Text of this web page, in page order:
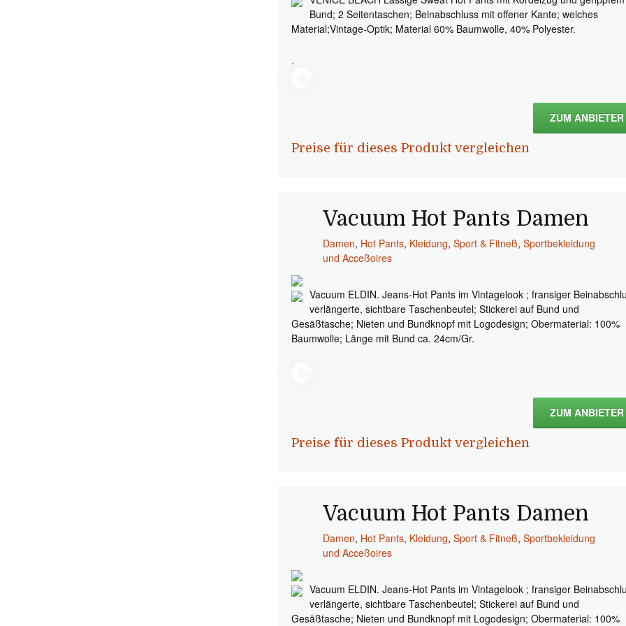
Bund; 2 Seitentaschen; Beinabschluss mit offener Kante; weiches
Material;Vintage-Optik; Material 60% Baumwolle, 40% Polyester.
.
ZUM ANBIETER
Preise für dieses Produkt vergleichen
Vacuum Hot Pants Damen
Damen, Hot Pants, Kleidung,Sport & Fitneß,Sportbekleidung
und Acceßoires
Vacuum ELDIN. Jeans-Hot Pants im Vintagelook ; fransiger
verlängerte, sichtbare Taschenbeutel; Stickerei auf Bund und
Gesäßtasche; Nieten und Bundknopf mit Logodesign; Obermaterial: 100%
Baumwolle; Länge mit Bund ca. 24cm/Gr.
ZUM ANBIETER
Preise für dieses Produkt vergleichen
Vacuum Hot Pants Damen
Damen, Hot Pants, Kleidung,Sport & Fitneß,Sportbekleidung
und Acceßoires
Vacuum ELDIN. Jeans-Hot Pants im Vintagelook ; fransiger
verlängerte, sichtbare Taschenbeutel; Stickerei auf Bund und
Gesäßtasche; Nieten und Bundknopf mit Logodesign; Obermaterial: 100%